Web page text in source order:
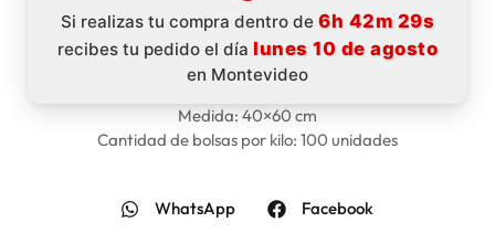
Si realizas tu compra dentro de 6h 42m 28s
recibes tu pedido el día lunes 10 de agosto
en Montevideo
Medida: 40×60 cm
Cantidad de bolsas por kilo: 100 unidades
WhatsApp Facebook